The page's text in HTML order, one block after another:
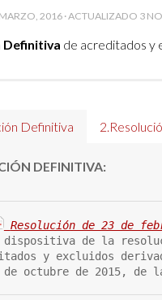
2016 · ACTUALIZADO 3
Definitiva de acreditados y
Definitiva
DEFINITIVA:
Resolución de 23 de
dispositiva de la
y excluidos
de octubre de 2015, de